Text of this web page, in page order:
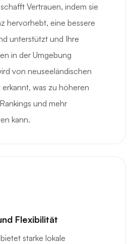
Vertrauen, indem sie
hervorhebt, eine bessere
unterstützt und Ihre
in der Umgebung
von neuseeländischen
was zu höheren
und mehr
kann.
Flexibilität
starke lokale